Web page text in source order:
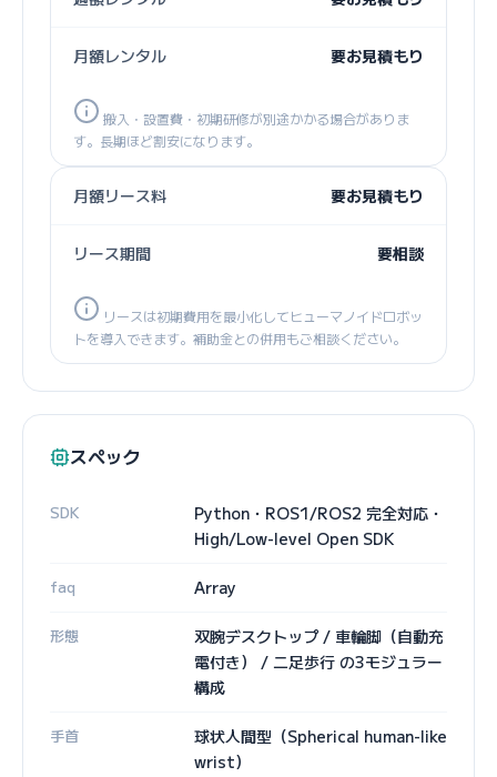
月額レンタル 要お見積もり
搬入・設置費・初期研修が別途かかる場合がありま
す。長期ほど割安になります。
月額リース料 要お見積もり
リース期間 要相談
リースは初期費用を最小化してヒューマノイドロボッ
トを導入できます。補助金との併用もご相談ください。
スペック
SDK
Python・ROS1/ROS2 完全対応・
High/Low-level Open SDK
faq Array
形態
双腕デスクトップ / 車輪脚（自動充
電付き） / 二足歩行 の3モジュラー
構成
手首
球状人間型（Spherical human-like
wrist）